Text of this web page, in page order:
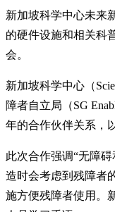
新加坡科学中心未来
的硬件设施和相关科
会。
新加坡科学中心（
障者自立局（SG
年的合作伙伴关系，
此次合作强调“无障
造时会考虑到残障者
施方便残障者使用。